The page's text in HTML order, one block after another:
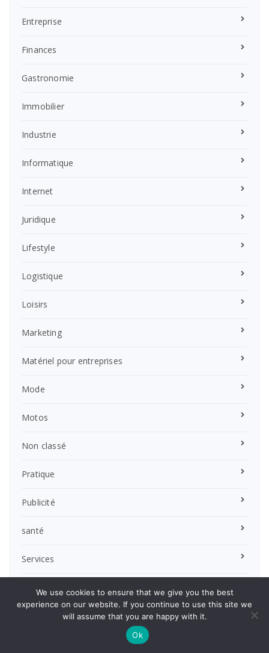
Entreprise
Finances
Gastronomie
Immobilier
Industrie
Informatique
Internet
Juridique
Lifestyle
Logistique
Loisirs
Marketing
Matériel pour entreprises
Mode
Motos
Non classé
Pratique
Publicité
santé
Services
Technologie
We use cookies to ensure that we give you the best
experience on our website. If you continue to use this site we
will assume that you are happy with it.
Ok